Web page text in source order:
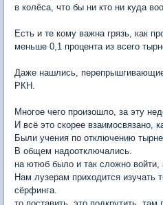
в колёса, что бы ни кто ни куда
Есть и те кому важна грязь, как
меньше 0,1 процента из всего
Даже нашлись,
РКН.
Многое чего произошло, за эту
И всё это скорее взаимосвязано,
Были учения по отключению
В общем надоотключались.
на ютюб было и так сложно
Нам лузерам приходится изучать
сёрфинга.